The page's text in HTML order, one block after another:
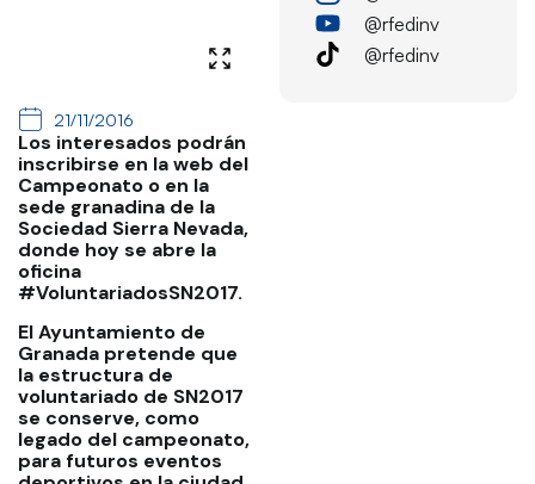
21/11/2016
Los interesados podrán
inscribirse en la web del
Campeonato o en la
sede granadina de la
Sociedad Sierra Nevada,
donde hoy se abre la
oficina
#VoluntariadosSN2017.
El Ayuntamiento de
Granada pretende que
la estructura de
voluntariado de SN2017
se conserve, como
legado del campeonato,
para futuros eventos
@rfedinv
@rfedinv